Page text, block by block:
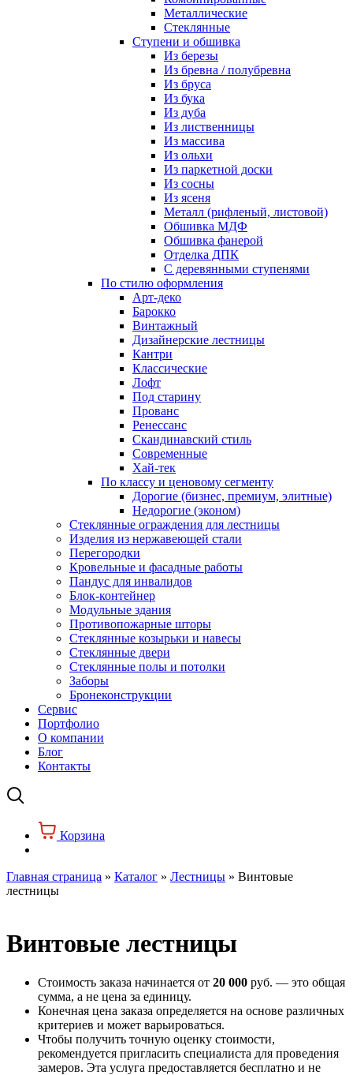
Металлические
Стеклянные
Ступени и обшивка
Из березы
Из бревна / полубревна
Из бруса
Из бука
Из дуба
Из лиственницы
Из массива
Из ольхи
Из паркетной доски
Из сосны
Из ясеня
Металл (рифленый, листовой)
Обшивка МДФ
Обшивка фанерой
Отделка ДПК
С деревянными ступенями
По стилю оформления
Арт-деко
Барокко
Винтажный
Дизайнерские лестницы
Кантри
Классические
Лофт
Под старину
Прованс
Ренессанс
Скандинавский стиль
Современные
Хай-тек
По классу и ценовому сегменту
Дорогие (бизнес, премиум, элитные)
Недорогие (эконом)
Стеклянные ограждения для лестницы
Изделия из нержавеющей стали
Перегородки
Кровельные и фасадные работы
Пандус для инвалидов
Блок-контейнер
Модульные здания
Противопожарные шторы
Стеклянные козырьки и навесы
Стеклянные двери
Стеклянные полы и потолки
Заборы
Бронеконструкции
Сервис
Портфолио
О компании
Блог
Контакты
Корзина
Главная страница » Каталог » Лестницы » Винтовые
лестницы
Винтовые лестницы
Стоимость заказа начинается от 20 000 руб. — это общая
сумма, а не цена за единицу.
Конечная цена заказа определяется на основе различных
критериев и может варьироваться.
Чтобы получить точную оценку стоимости,
рекомендуется пригласить специалиста для проведения
замеров. Эта услуга предоставляется бесплатно и не